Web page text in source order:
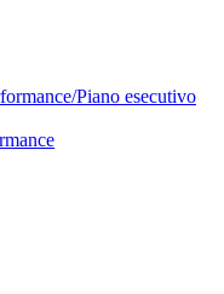
Piano esecutivo